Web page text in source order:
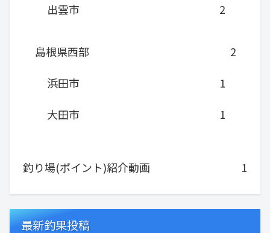
出雲市
2
島根県西部
2
浜田市
1
大田市
1
釣り場(ポイント)紹介動画 1
最新釣果投稿